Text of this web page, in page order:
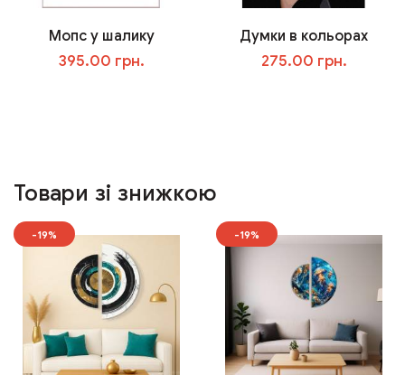
Мопс у шалику
395.00 грн.
Думки в кольорах
275.00 грн.
Товари зі знижкою
-19% -19%